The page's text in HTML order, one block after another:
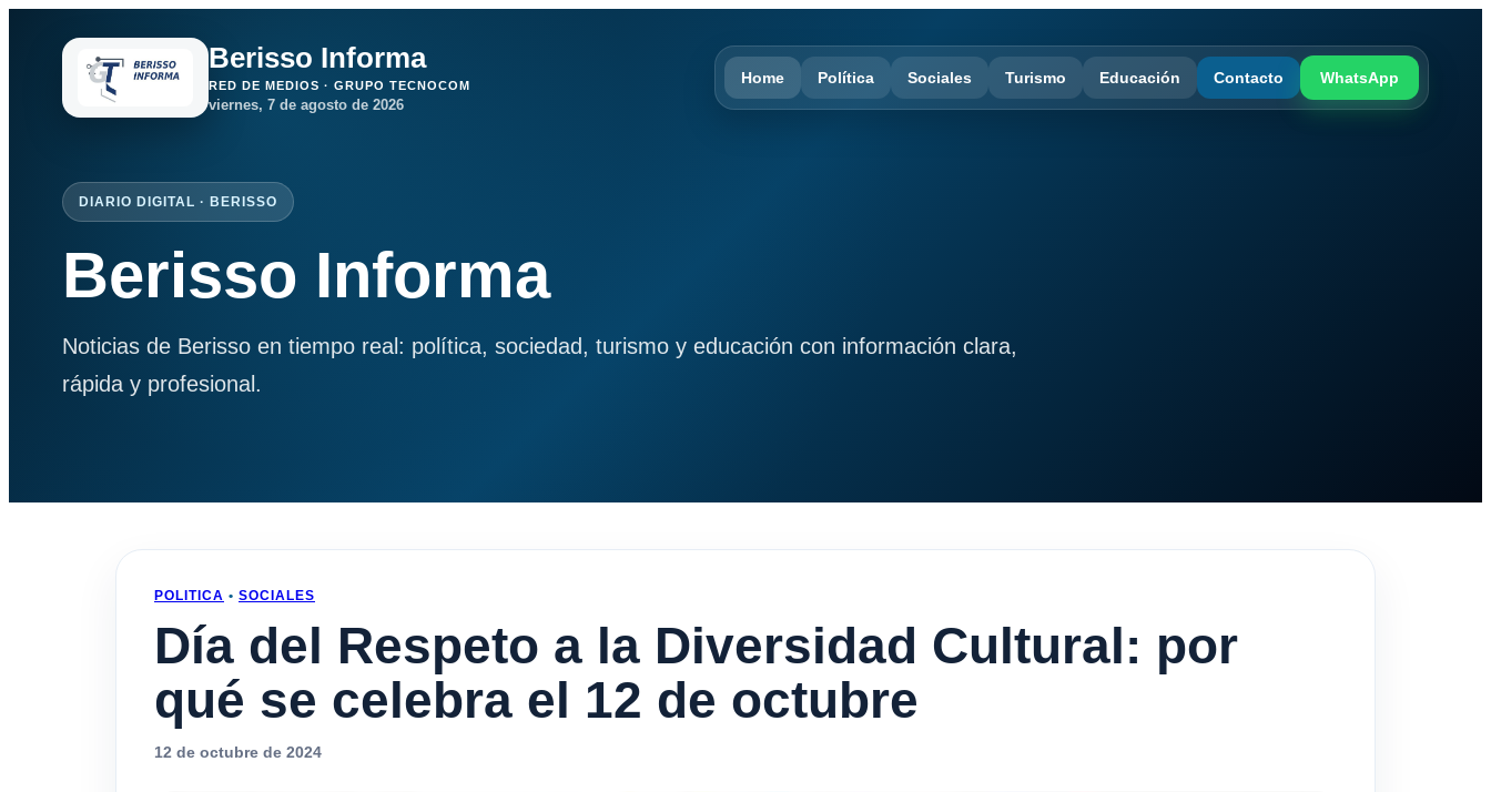
Berisso Informa
RED DE MEDIOS · GRUPO TECNOCOM
viernes, 7 de agosto de 2026
Home Política Sociales Turismo Educación Contacto WhatsApp
DIARIO DIGITAL · BERISSO
Berisso Informa
Noticias de Berisso en tiempo real: política, sociedad, turismo y educación con información clara,
rápida y profesional.
POLITICA • SOCIALES
Día del Respeto a la Diversidad Cultural: por
qué se celebra el 12 de octubre
12 de octubre de 2024